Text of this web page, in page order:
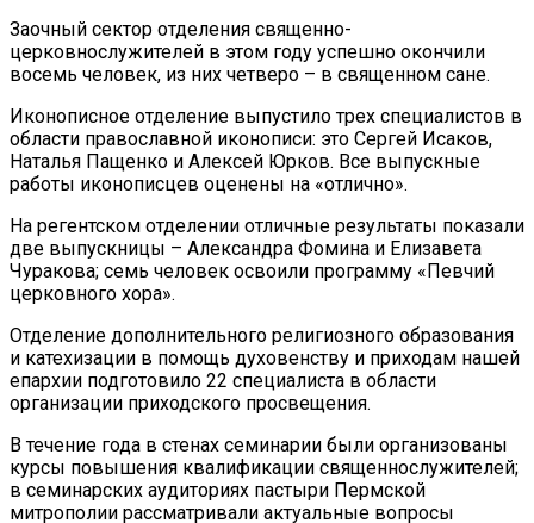
Заочный сектор отделения священно-
церковнослужителей в этом году успешно окончили
восемь человек, из них четверо – в священном сане.
Иконописное отделение выпустило трех специалистов в
области православной иконописи: это Сергей Исаков,
Наталья Пащенко и Алексей Юрков. Все выпускные
работы иконописцев оценены на «отлично».
На регентском отделении отличные результаты показали
две выпускницы – Александра Фомина и Елизавета
Чуракова; семь человек освоили программу «Певчий
церковного хора».
Отделение дополнительного религиозного образования
и катехизации в помощь духовенству и приходам нашей
епархии подготовило 22 специалиста в области
организации приходского просвещения.
В течение года в стенах семинарии были организованы
курсы повышения квалификации священнослужителей;
в семинарских аудиториях пастыри Пермской
митрополии рассматривали актуальные вопросы